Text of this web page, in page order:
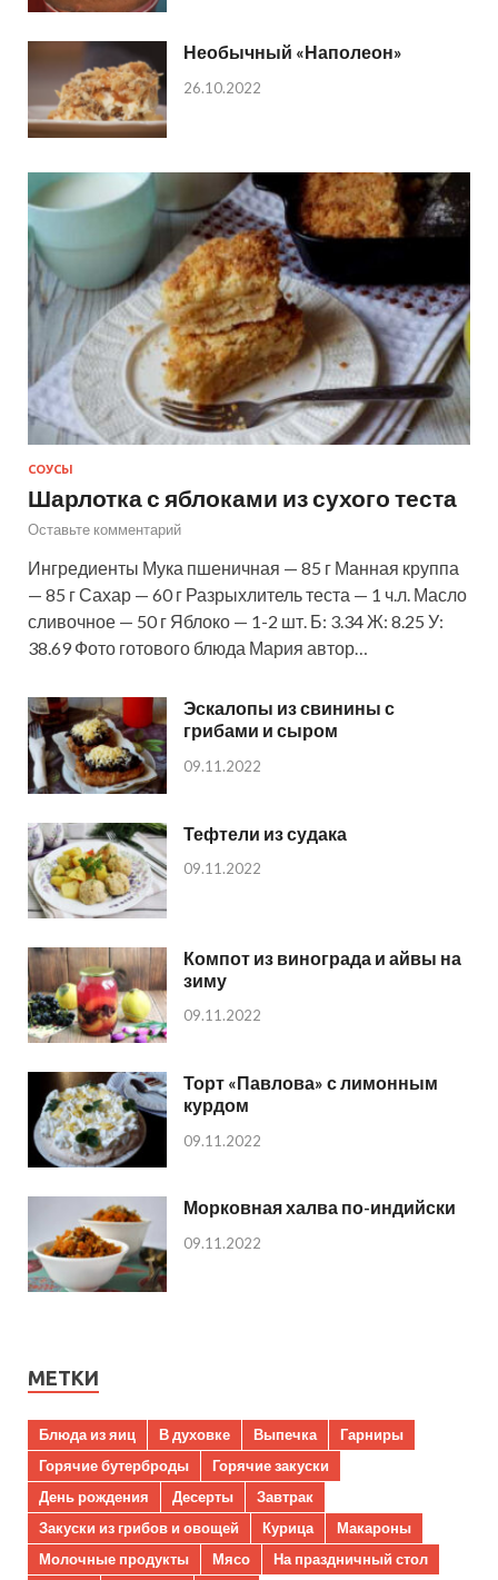
Необычный «Наполеон»
26.10.2022
СОУСЫ
Шарлотка с яблоками из сухого теста
Оставьте комментарий
Ингредиенты Мука пшеничная — 85 г Манная круппа
— 85 г Сахар — 60 г Разрыхлитель теста — 1 ч.л. Масло
сливочное — 50 г Яблоко — 1-2 шт. Б: 3.34 Ж: 8.25 У:
38.69 Фото готового блюда Мария автор…
Эскалопы из свинины с
грибами и сыром
09.11.2022
Тефтели из судака
09.11.2022
Компот из винограда и айвы на
зиму
09.11.2022
Торт «Павлова» с лимонным
курдом
09.11.2022
Морковная халва по-индийски
09.11.2022
МЕТКИ
Блюда из яиц В духовке Выпечка
Гарниры
Горячие бутерброды
Горячие закуски
День рождения
Десерты
Завтрак
Закуски из грибов и овощей
Курица
Макароны
Молочные продукты
Мясо
На праздничный стол